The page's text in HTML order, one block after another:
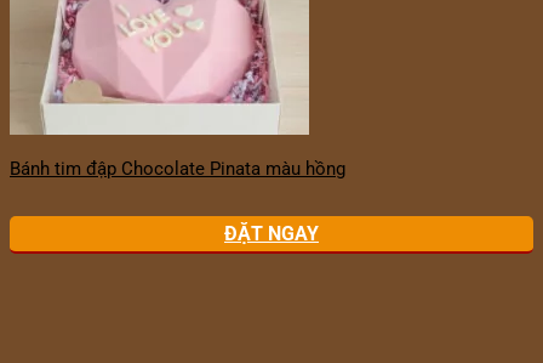
Bánh tim đập Chocolate Pinata màu hồng
ĐẶT NGAY